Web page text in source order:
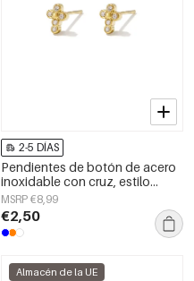
2-5 DÍAS
Pendientes de botón de acero
inoxidable con cruz, estilo
casual y sencillo para uso
diario, de la serie Joyería para
mujer
MSRP €8,99
€2,50
Almacén de la UE